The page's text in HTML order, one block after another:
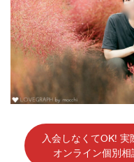
入会しなくてOK!
オンライン個別